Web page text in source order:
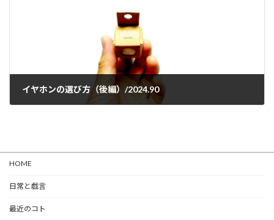
イヤホンの選び方（後編）/2024.90
HOME
日常と戯言
最近のコト